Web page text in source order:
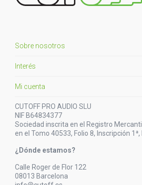
Sobre nosotros
Interés
Mi cuenta
CUTOFF PRO AUDIO SLU
NIF B64834377
Sociedad inscrita en el Registro
en el Tomo 40533, Folio 8, Inscripción
¿Dónde estamos?
Calle Roger de Flor 122
08013 Barcelona